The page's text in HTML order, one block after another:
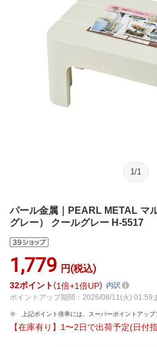
1 /1
パール金属｜PEARL METAL マ
グレー） クールグレー H-5517
1,779 円(税込)
32ポイント 1倍 1倍UP
内訳
ポイントアップ期間：2026/08/11(火) 01:59
上記ポイント倍率には、スーパーポイントアッ
【在庫有り】1〜2日で出荷予定(日付